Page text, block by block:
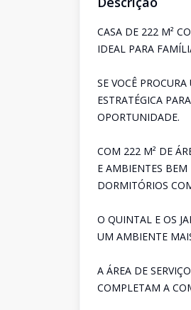
CASA DE 222 M²
IDEAL PARA
SE VOCÊ
ESTRATÉGICA
OPORTUNIDADE.
COM 222 M² DE
E AMBIENTES
DORMITÓRIOS
O QUINTAL E OS
UM AMBIENTE
A ÁREA DE
COMPLETAM A